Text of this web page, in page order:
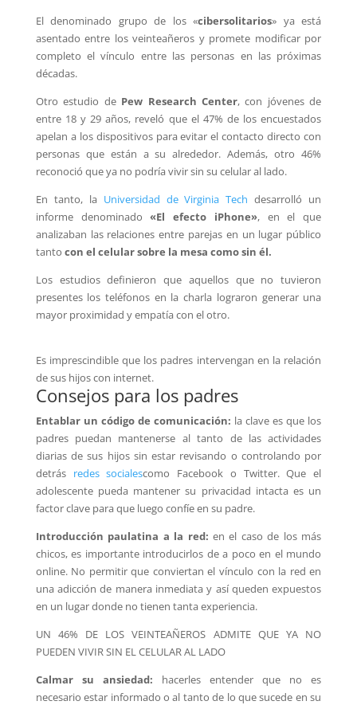
El denominado grupo de los «cibersolitarios» ya está
asentado entre los veinteañeros y promete modificar por
completo el vínculo entre las personas en las próximas
décadas.
Otro estudio de Pew Research Center, con jóvenes de
entre 18 y 29 años, reveló que el 47% de los encuestados
apelan a los dispositivos para evitar el contacto directo con
personas que están a su alrededor. Además, otro 46%
reconoció que ya no podría vivir sin su celular al lado.
En tanto, la Universidad de Virginia Tech desarrolló un
informe denominado «El efecto iPhone», en el que
analizaban las relaciones entre parejas en un lugar público
tanto con el celular sobre la mesa como sin él.
Los estudios definieron que aquellos que no tuvieron
presentes los teléfonos en la charla lograron generar una
mayor proximidad y empatía con el otro.
Es imprescindible que los padres intervengan en la relación
de sus hijos con internet.
Consejos para los padres
Entablar un código de comunicación: la clave es que los
padres puedan mantenerse al tanto de las actividades
diarias de sus hijos sin estar revisando o controlando por
detrás redes socialescomo Facebook o Twitter. Que el
adolescente pueda mantener su privacidad intacta es un
factor clave para que luego confíe en su padre.
Introducción paulatina a la red: en el caso de los más
chicos, es importante introducirlos de a poco en el mundo
online. No permitir que conviertan el vínculo con la red en
una adicción de manera inmediata y así queden expuestos
en un lugar donde no tienen tanta experiencia.
UN 46% DE LOS VEINTEAÑEROS ADMITE QUE YA NO
PUEDEN VIVIR SIN EL CELULAR AL LADO
Calmar su ansiedad: hacerles entender que no es
necesario estar informado o al tanto de lo que sucede en su